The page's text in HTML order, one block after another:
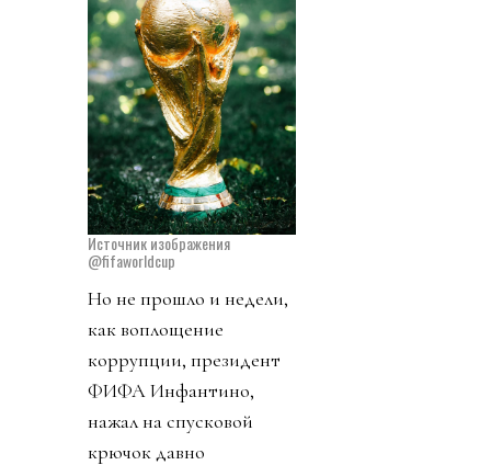
Источник изображения
@fifaworldcup
Но не прошло и недели,
как воплощение
коррупции, президент
ФИФА Инфантино,
нажал на спусковой
крючок давно